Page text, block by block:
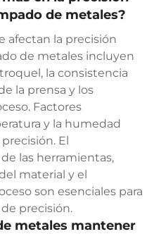
de metales?
afectan la precisión
de metales incluyen
la consistencia
la prensa y los
Factores
y la humedad
El
las herramientas,
material y el
son esenciales para
precisión.
metales mantener